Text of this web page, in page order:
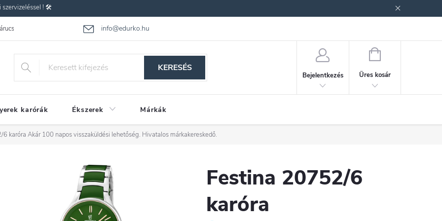
szervizeléssel ! 🛠️
info@edurko.hu
Gyakran ismételt kérdések
KERESÉS
Bejelentkezés
KOSÁR
Üres kosár
karórák Ékszerek Márkák
6 karóra Akár 100 napos visszaküldési lehetőség. Hivatalos márkakereskedő.
Festina 20752/6
karóra